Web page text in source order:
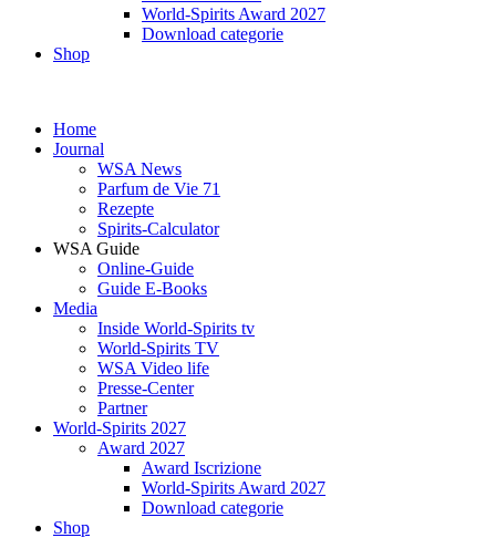
World-Spirits Award 2027
Download categorie
Shop
Home
Journal
WSA News
Parfum de Vie 71
Rezepte
Spirits-Calculator
WSA Guide
Online-Guide
Guide E-Books
Media
Inside World-Spirits tv
World-Spirits TV
WSA Video life
Presse-Center
Partner
World-Spirits 2027
Award 2027
Award Iscrizione
World-Spirits Award 2027
Download categorie
Shop